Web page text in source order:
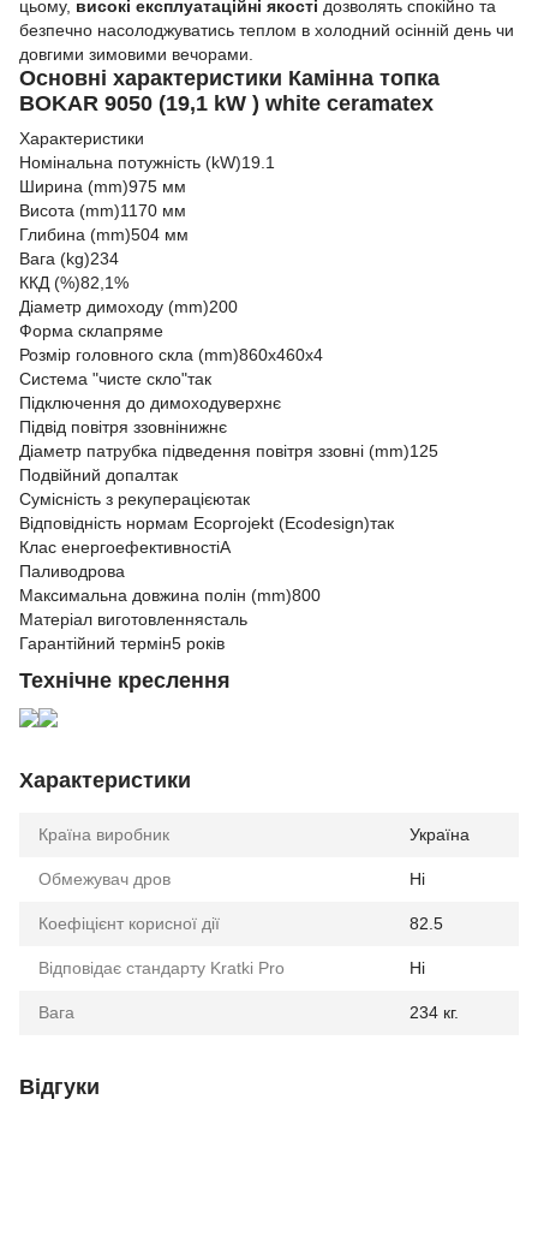
цьому, високі експлуатаційні якості дозволять спокійно та
безпечно насолоджуватись теплом в холодний осінній день чи
довгими зимовими вечорами.
Основні характеристики Камінна топка
BOKAR 9050 (19,1 kW ) white ceramatex
Характеристики
Номінальна потужність (kW)19.1
Ширина (mm)975 мм
Висота (mm)1170 мм
Глибина (mm)504 мм
Вага (kg)234
ККД (%)82,1%
Діаметр димоходу (mm)200
Форма склапряме
Розмір головного скла (mm)860х460х4
Система "чисте скло"так
Підключення до димоходуверхнє
Підвід повітря ззовнінижнє
Діаметр патрубка підведення повітря ззовні (mm)125
Подвійний допалтак
Сумісність з рекуперацієютак
Відповідність нормам Ecoprojekt (Ecodesign)так
Клас енергоефективностіA
Паливодрова
Максимальна довжина полін (mm)800
Матеріал виготовленнясталь
Гарантійний термін5 років
Технічне креслення
Характеристики
Країна виробник Україна
Обмежувач дров Ні
Коефіцієнт корисної дії 82.5
Відповідає стандарту Kratki Pro Ні
Вага 234 кг.
Відгуки